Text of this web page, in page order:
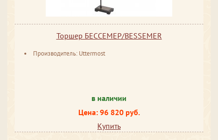
Торшер БЕССЕМЕР/BESSEMER
Производитель: Uttermost
в наличии
Цена: 96 820 руб.
Купить